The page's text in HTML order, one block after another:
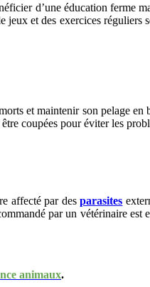
d’une éducation ferme
et des exercices réguliers
et maintenir son pelage
coupées pour éviter les
affecté par desparasites
par un vétérinaire est
animaux.